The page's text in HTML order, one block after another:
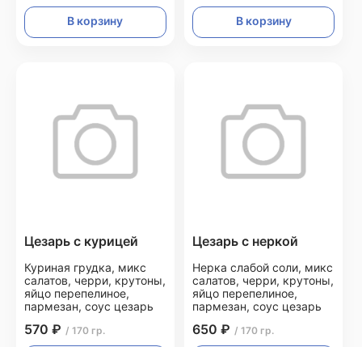
В корзину В корзину
Цезарь с курицей
Куриная грудка, микс
салатов, черри, крутоны,
яйцо перепелиное,
пармезан, соус цезарь
570 ₽ / 170 гр.
Цезарь с неркой
Нерка слабой соли, микс
салатов, черри, крутоны,
яйцо перепелиное,
пармезан, соус цезарь
650 ₽ / 170 гр.